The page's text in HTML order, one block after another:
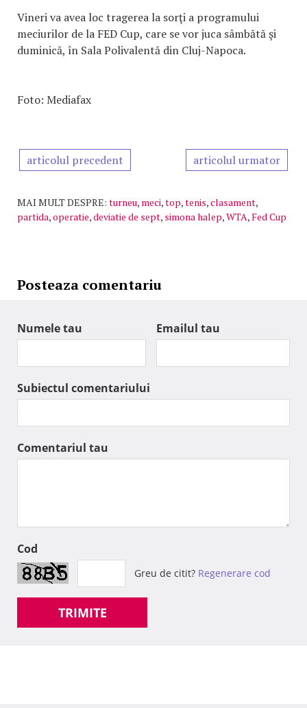
Vineri va avea loc tragerea la sorţi a programului
meciurilor de la FED Cup, care se vor juca sâmbătă şi
duminică, în Sala Polivalentă din Cluj-Napoca.
Foto: Mediafax
articolul precedent articolul urmator
MAI MULT DESPRE: turneu, meci,top,tenis,clasament,
partida,operatie,deviatie de sept, simona halep,WTA,Fed Cup
Posteaza comentariu
Numele tau Emailul tau
Subiectul comentariului
Comentariul tau
Cod
Greu de citit? Regenerare cod
TRIMITE